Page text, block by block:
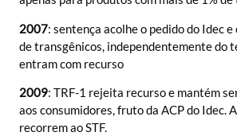
2007: sentença acolhe o pedido do Idec
de transgênicos, independentemente do
entram com recurso
2009: TRF-1 rejeita recurso e mantém
aos consumidores, fruto da ACP do Idec.
recorrem ao STF.